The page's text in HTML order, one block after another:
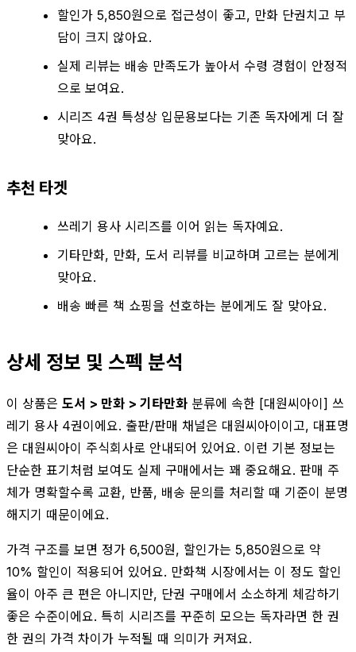
할인가 5,850원으로 접근성이 좋고, 만화 단권치고 부
담이 크지 않아요.
실제 리뷰는 배송 만족도가 높아서 수령 경험이 안정적
으로 보여요.
시리즈 4권 특성상 입문용보다는 기존 독자에게 더 잘
맞아요.
추천 타겟
쓰레기 용사 시리즈를 이어 읽는 독자예요.
기타만화, 만화, 도서 리뷰를 비교하며 고르는 분에게
맞아요.
배송 빠른 책 쇼핑을 선호하는 분에게도 잘 맞아요.
상세 정보 및 스펙 분석
이 상품은 도서 > 만화 > 기타만화 분류에 속한 [대원씨아이] 쓰
레기 용사 4권이에요. 출판/판매 채널은 대원씨아이이고, 대표명
은 대원씨아이 주식회사로 안내되어 있어요. 이런 기본 정보는
단순한 표기처럼 보여도 실제 구매에서는 꽤 중요해요. 판매 주
체가 명확할수록 교환, 반품, 배송 문의를 처리할 때 기준이 분명
해지기 때문이에요.
가격 구조를 보면 정가 6,500원, 할인가는 5,850원으로 약
10% 할인이 적용되어 있어요. 만화책 시장에서는 이 정도 할인
율이 아주 큰 편은 아니지만, 단권 구매에서 소소하게 체감하기
좋은 수준이에요. 특히 시리즈를 꾸준히 모으는 독자라면 한 권
한 권의 가격 차이가 누적될 때 의미가 커져요.